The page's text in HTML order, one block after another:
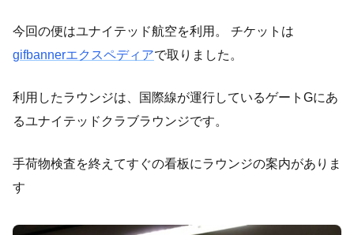
今回の便はユナイテッド航空を利用。 チケットは
gifbannerエクスペディアで取りました。
利用したラウンジは、国際線が運行しているゲートGにあ
るユナイテッドクラブラウンジです。
手荷物検査を終えてすぐの看板にラウンジの案内がありま
す